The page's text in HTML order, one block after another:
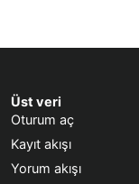
Üst veri
Oturum aç
Kayıt akışı
Yorum akışı